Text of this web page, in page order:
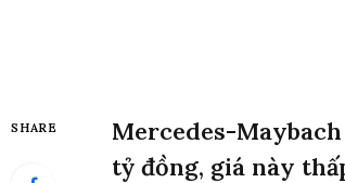
SHARE
Mercedes-
tỷ đồng, giá này